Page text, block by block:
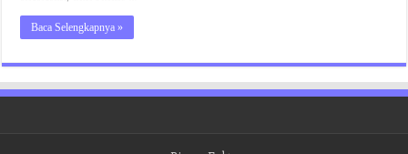
Baca Selengkapnya »